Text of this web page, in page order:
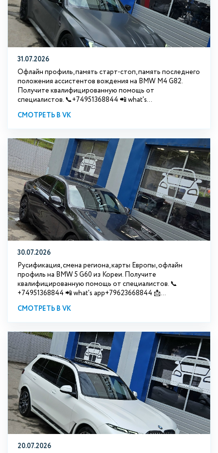
31.07.2026
Офлайн профиль, память старт-стоп, память последнего
положения ассистентов вождения на BMW М4 G82.
Получите квалифицированную помощь от
специалистов. 📞+74951368844 📲 what's...
СМОТРЕТЬ В VK
30.07.2026
Русификация, смена региона, карты Европы, офлайн
профиль на BMW 5 G60 из Кореи. Получите
квалифицированную помощь от специалистов. 📞
+74951368844 📲 what's app+79623668844 📩...
СМОТРЕТЬ В VK
20.07.2026